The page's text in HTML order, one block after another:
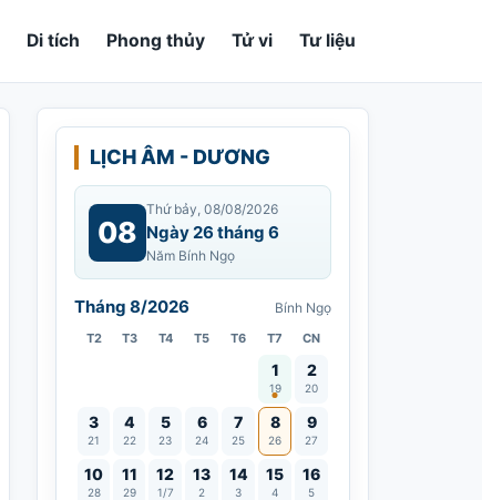
Di tích Phong thủy Tử vi Tư liệu
LỊCH ÂM - DƯƠNG
08
Thứ bảy, 08/08/2026
Ngày 26 tháng 6
Năm Bính Ngọ
Tháng 8/2026 Bính Ngọ
T2 T3 T4 T5 T6 T7 CN
1
19
Vía Quán Thế Âm thành đạo
2
20
3
21
4
22
5
23
6
24
7
25
8
26
9
27
10
28
11
29
12
1/7
13
2
14
3
15
4
16
5